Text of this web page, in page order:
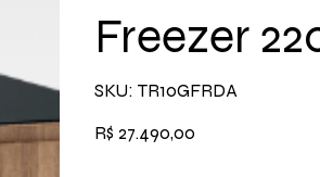
Freezer
SKU: SKU
TR10GFRDA
TR10GFRDA
Preço
R$ 27.490,00